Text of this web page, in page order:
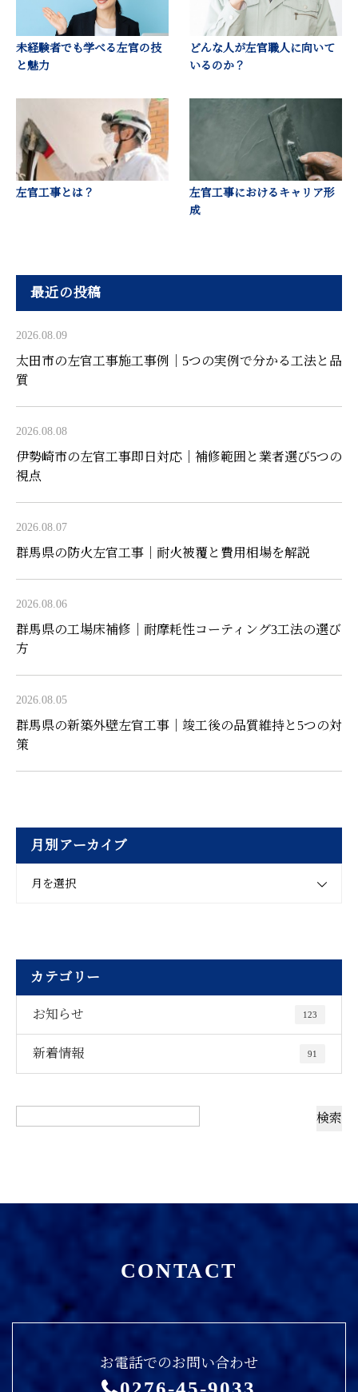
未経験者でも学べる左官の技
と魅力
どんな人が左官職人に向いて
いるのか？
左官工事とは？
左官工事におけるキャリア形
成
最近の投稿
2026.08.09
太田市の左官工事施工事例｜5つの実例で分かる工法と品
質
2026.08.08
伊勢崎市の左官工事即日対応｜補修範囲と業者選び5つの
視点
2026.08.07
群馬県の防火左官工事｜耐火被覆と費用相場を解説
2026.08.06
群馬県の工場床補修｜耐摩耗性コーティング3工法の選び
方
2026.08.05
群馬県の新築外壁左官工事｜竣工後の品質維持と5つの対
策
月別アーカイブ
月を選択
カテゴリー
お知らせ 123
新着情報 91
CONTACT
お電話でのお問い合わせ